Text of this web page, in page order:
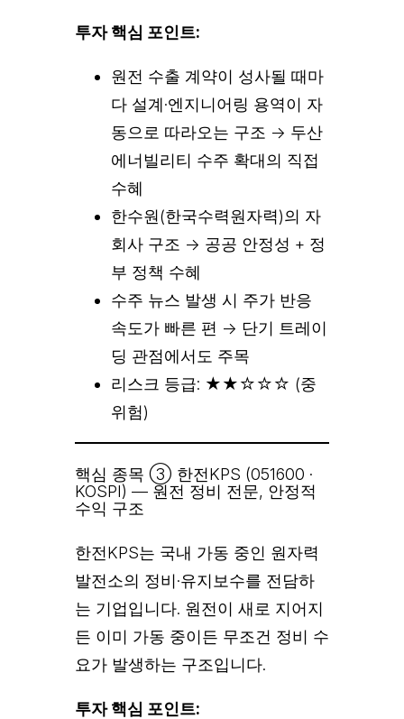
투자 핵심 포인트:
원전 수출 계약이 성사될 때마
다 설계·엔지니어링 용역이 자
동으로 따라오는 구조 → 두산
에너빌리티 수주 확대의 직접
수혜
한수원(한국수력원자력)의 자
회사 구조 → 공공 안정성 + 정
부 정책 수혜
수주 뉴스 발생 시 주가 반응
속도가 빠른 편 → 단기 트레이
딩 관점에서도 주목
리스크 등급: ★★☆☆☆ (중
위험)
핵심 종목 ③ 한전KPS (051600 ·
KOSPI) — 원전 정비 전문, 안정적
수익 구조
한전KPS는 국내 가동 중인 원자력
발전소의 정비·유지보수를 전담하
는 기업입니다. 원전이 새로 지어지
든 이미 가동 중이든 무조건 정비 수
요가 발생하는 구조입니다.
투자 핵심 포인트: